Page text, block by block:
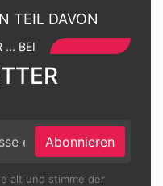
TEIL DAVON
... BEI
Abonnieren
alt und stimme der